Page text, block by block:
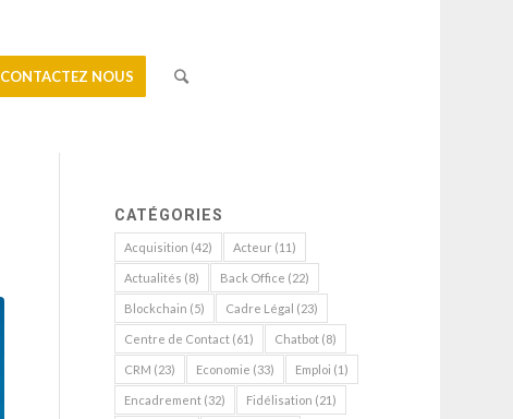
CONTACTEZ NOUS
CATÉGORIES
Acquisition (42) Acteur (11)
Actualités (8) Back Office (22)
Blockchain (5) Cadre Légal (23)
Centre de Contact (61) Chatbot (8)
CRM (23) Economie (33) Emploi (1)
Encadrement (32) Fidélisation (21)